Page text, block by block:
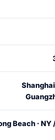
Shanghai
Beach ·